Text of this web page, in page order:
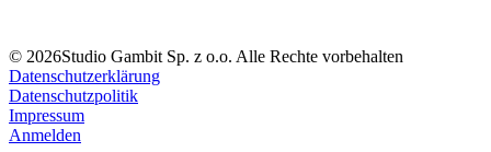
© 2026Studio Gambit Sp. z o.o. Alle Rechte vorbehalten
Datenschutzerklärung
Datenschutzpolitik
Impressum
Anmelden